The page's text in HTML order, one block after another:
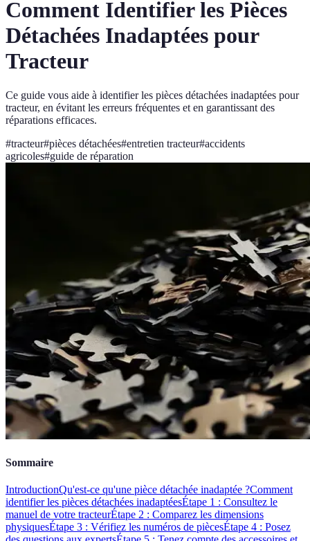
Comment Identifier les Pièces
Détachées Inadaptées pour
Tracteur
Ce guide vous aide à identifier les pièces détachées inadaptées pour
tracteur, en évitant les erreurs fréquentes et en garantissant des
réparations efficaces.
#tracteur#pièces détachées#entretien tracteur#accidents
agricoles#guide de réparation
Sommaire
IntroductionQu'est-ce qu'une pièce détachée inadaptée ?Comment
identifier les pièces détachées inadaptéesÉtape 1 : Consultez le
manuel de votre tracteurÉtape 2 : Comparez les dimensions
physiquesÉtape 3 : Vérifiez les numéros de piècesÉtape 4 : Posez